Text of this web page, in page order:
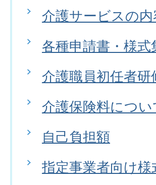
介護サービスの
各種申請書・様
介護職員初任者研
介護保険料につい
自己負担額
指定事業者向け様